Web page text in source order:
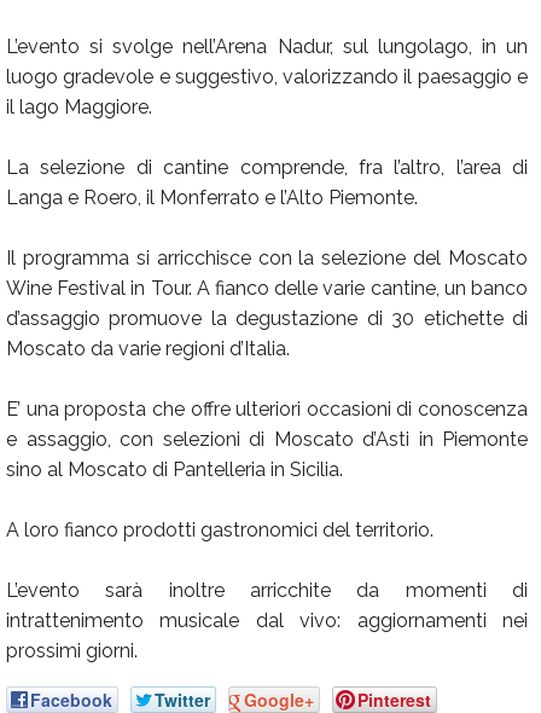
L’evento si svolge nell’Arena Nadur, sul lungolago, in un
luogo gradevole e suggestivo, valorizzando il paesaggio e
il lago Maggiore.
La selezione di cantine comprende, fra l’altro, l’area di
Langa e Roero, il Monferrato e l’Alto Piemonte.
Il programma si arricchisce con la selezione del Moscato
Wine Festival in Tour. A fianco delle varie cantine, un banco
d’assaggio promuove la degustazione di 30 etichette di
Moscato da varie regioni d’Italia.
E’ una proposta che offre ulteriori occasioni di conoscenza
e assaggio, con selezioni di Moscato d’Asti in Piemonte
sino al Moscato di Pantelleria in Sicilia.
A loro fianco prodotti gastronomici del territorio.
L’evento sarà inoltre arricchite da momenti di
intrattenimento musicale dal vivo: aggiornamenti nei
prossimi giorni.
Facebook Twitter Google+ Pinterest